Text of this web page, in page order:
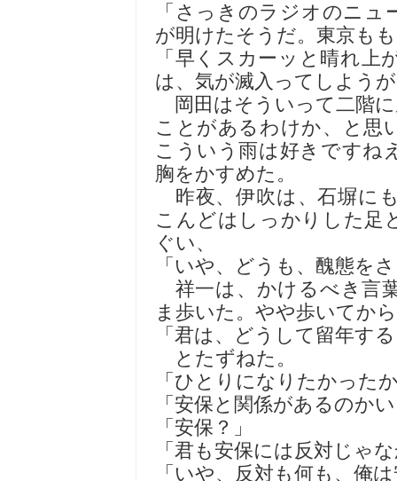
「さっきのラジオのニ
が明けたそうだ。東京も
「早くスカーッと晴れ
は、気が滅入ってしよう
岡田はそういって二階
ことがあるわけか、と思
こういう雨は好きですね
胸をかすめた。
昨夜、伊吹は、石塀に
こんどはしっかりした足
ぐい、
「いや、どうも、醜態
祥一は、かけるべき言
ま歩いた。やや歩いてか
「君は、どうして留年す
とたずねた。
「ひとりになりたかった
「安保と関係があるのか
「安保？」
「君も安保には反対じゃ
「いや、反対も何も、俺